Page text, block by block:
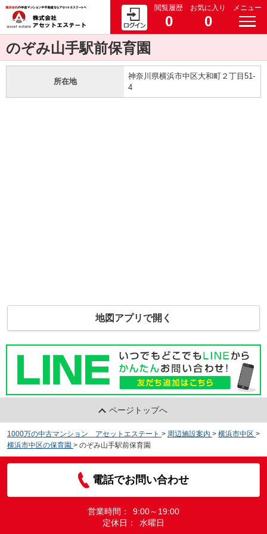
閲覧履歴
0
お気に入り
0
メニュー
のぞみ山手駅前保育園
所在地
神奈川県横浜市中区大和町２丁目51-
4
地図アプリで開く
ページトップへ
1000万の中古マンション アセットエステート > 周辺施設案内 > 横浜市中区 >
横浜市中区の保育園 > のぞみ山手駅前保育園
電話でお問い合わせ
営業時間：
9:00～19:00
定休日：
水曜日